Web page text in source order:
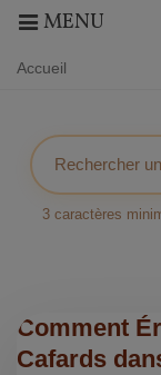
MENU
Accueil
3 caractères
Comment
Cafards